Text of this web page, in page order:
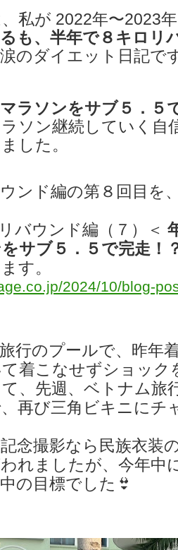
私が 2022年〜2023
も、半年で８キロリ
のダイエット日記で
ラソンをサブ５．５
ソン継続していく自
した。
ンド編の第８回目を
リバウンド編（７）＜
サブ５．５で完走！
す。
2024/10/blog-
行のプールで、昨年
着こなせずショッ
、先週、ベトナム旅
再び三角ビキニにチ
念撮影なら民族衣装
れましたが、今年中
の目標でした👙